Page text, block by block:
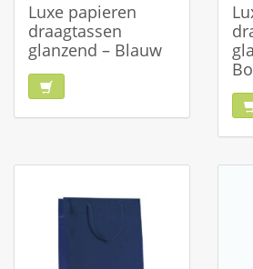
Luxe papieren
draagtassen
glanzend – Blauw